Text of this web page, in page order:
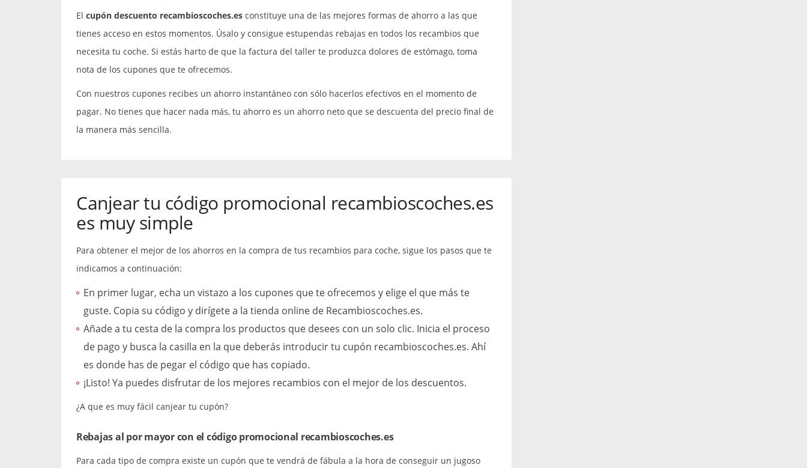
El cupón descuento recambioscoches.es constituye una de las mejores formas de ahorro a las que
tienes acceso en estos momentos. Úsalo y consigue estupendas rebajas en todos los recambios que
necesita tu coche. Si estás harto de que la factura del taller te produzca dolores de estómago, toma
nota de los cupones que te ofrecemos.
Con nuestros cupones recibes un ahorro instantáneo con sólo hacerlos efectivos en el momento de
pagar. No tienes que hacer nada más, tu ahorro es un ahorro neto que se descuenta del precio final de
la manera más sencilla.
Canjear tu código promocional recambioscoches.es
es muy simple
Para obtener el mejor de los ahorros en la compra de tus recambios para coche, sigue los pasos que te
indicamos a continuación:
En primer lugar, echa un vistazo a los cupones que te ofrecemos y elige el que más te
guste. Copia su código y dirígete a la tienda online de Recambioscoches.es.
Añade a tu cesta de la compra los productos que desees con un solo clic. Inicia el proceso
de pago y busca la casilla en la que deberás introducir tu cupón recambioscoches.es. Ahí
es donde has de pegar el código que has copiado.
¡Listo! Ya puedes disfrutar de los mejores recambios con el mejor de los descuentos.
¿A que es muy fácil canjear tu cupón?
Rebajas al por mayor con el código promocional recambioscoches.es
Para cada tipo de compra existe un cupón que te vendrá de fábula a la hora de conseguir un jugoso